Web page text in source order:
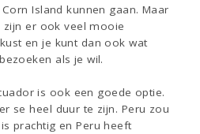
Island kunnen gaan. Maar
zijn er ook veel mooie
en je kunt dan ook wat
als je wil.
is ook een goede optie.
se heel duur te zijn. Peru zou
prachtig en Peru heeft